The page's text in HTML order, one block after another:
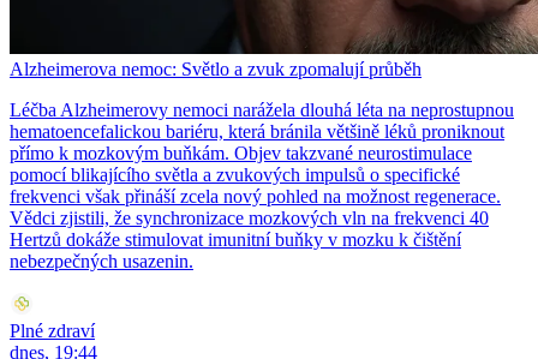
Alzheimerova nemoc: Světlo a zvuk zpomalují průběh
Léčba Alzheimerovy nemoci narážela dlouhá léta na neprostupnou
hematoencefalickou bariéru, která bránila většině léků proniknout
přímo k mozkovým buňkám. Objev takzvané neurostimulace
pomocí blikajícího světla a zvukových impulsů o specifické
frekvenci však přináší zcela nový pohled na možnost regenerace.
Vědci zjistili, že synchronizace mozkových vln na frekvenci 40
Hertzů dokáže stimulovat imunitní buňky v mozku k čištění
nebezpečných usazenin.
Plné zdraví
dnes, 19:44